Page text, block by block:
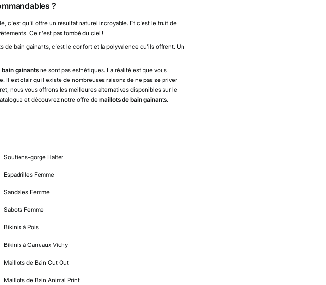
?
c'est qu'il offre un résultat naturel incroyable. Et c'est le fruit de
Ce n'est pas tombé du ciel !
de bain gainants, c'est le confort et la polyvalence qu'ils offrent. Un
bain gainantsne sont pas esthétiques. La réalité est que vous
Il est clair qu'il existe de nombreuses raisons de ne pas se priver
nous vous offrons les meilleures alternatives disponibles sur le
et découvrez notre offre de maillots de bain gainants.
Soutiens-gorge Halter
Espadrilles Femme
Sandales Femme
Sabots Femme
Bikinis à Pois
Bikinis à Carreaux Vichy
Maillots de Bain Cut Out
Maillots de Bain Animal Print